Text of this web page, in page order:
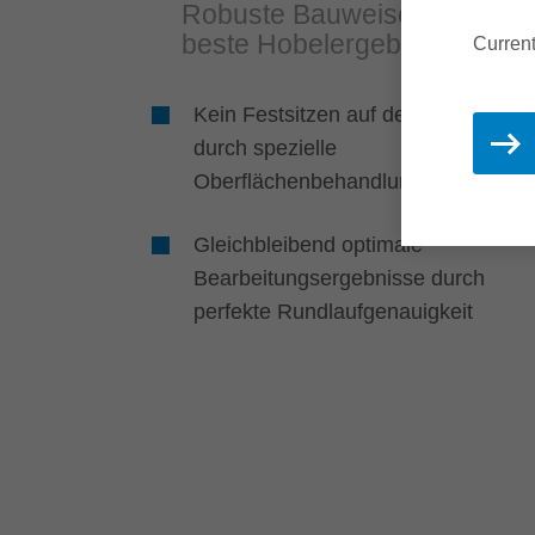
Robuste Bauweise für
beste Hobelergebnisse
Kein Festsitzen auf der Spindel
durch spezielle
Oberflächenbehandlung der
Gleichbleibend optimale
Bearbeitungsergebnisse durch
perfekte Rundlaufgenauigkeit